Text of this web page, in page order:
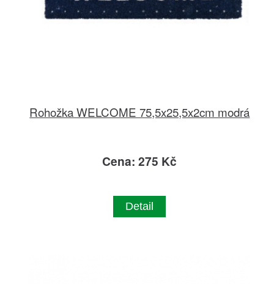
Rohožka WELCOME 75,5x25,5x2cm modrá
Cena: 275 Kč
Detail